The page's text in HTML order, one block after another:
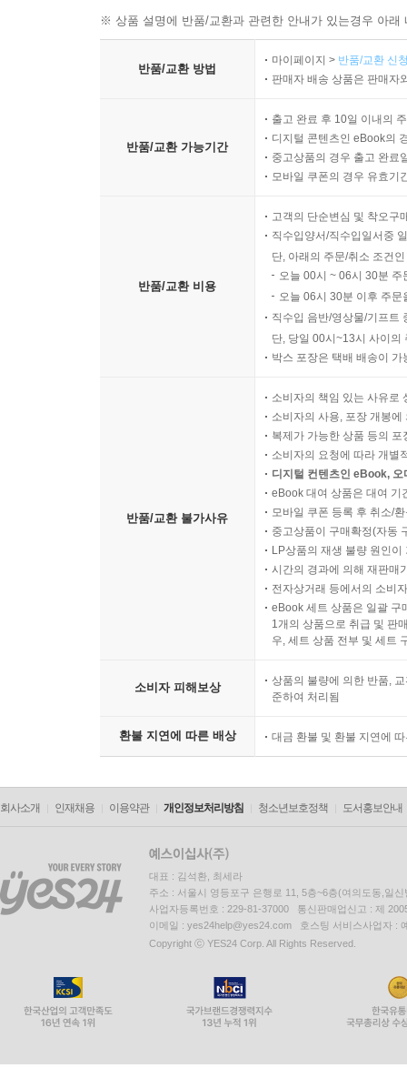
※ 상품 설명에 반품/교환과 관련한 안내가 있는경우 아
반품/교환 방법
마이페이지 > 반품/교환 신
판매자 배송 상품은 판매자
반품/교환 가능기간
출고 완료 후 10일 이내의
디지털 콘텐츠인 eBook의
중고상품의 경우 출고 완료
모바일 쿠폰의 경우 유효기
반품/교환 비용
고객의 단순변심 및 착오구
직수입양서/직수입일서중
단, 아래의 주문/취소 조건
오늘 00시 ~ 06시 30분
오늘 06시 30분 이후 주
직수입 음반/영상물/기프트
단, 당일 00시~13시 사이의
박스 포장은 택배 배송이
반품/교환 불가사유
소비자의 책임 있는 사유로
소비자의 사용, 포장 개봉
복제가 가능한 상품 등의
소비자의 요청에 따라 개별
디지털 컨텐츠인 eBook,
eBook 대여 상품은 대여 기
모바일 쿠폰 등록 후 취소/
중고상품이 구매확정(자동
LP상품의 재생 불량 원인
시간의 경과에 의해 재판매
전자상거래 등에서의 소비
eBook 세트 상품은 일괄 구
1개의 상품으로 취급 및 판
우, 세트 상품 전부 및 세트
소비자 피해보상
상품의 불량에 의한 반품,
준하여 처리됨
환불 지연에 따른 배상 대금 환불 및 환불 지연에
회사소개 인재채용 이용약관 개인정보처리방침 청소년보호정책 도서홍보안내
대표 : 김석환, 최세라
주소 : 서울시 영등포구 은행로 11, 5층~6층(여의도동,일신
사업자등록번호 : 229-81-37000 통신판매업신고 : 제
이메일 : yes24help@yes24.com 호스팅 서비스사업자 :
Copyright ⓒ YES24 Corp. All Rights Reserved.